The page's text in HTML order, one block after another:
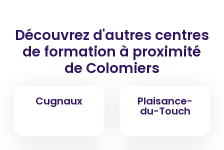
Découvrez d'autres centres
de formation à proximité
de Colomiers
Cugnaux Plaisance-
du-Touch